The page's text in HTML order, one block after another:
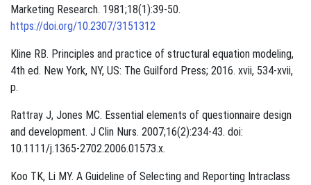
Marketing Research. 1981;18(1):39-50.
https://doi.org/10.2307/3151312
Kline RB. Principles and practice of structural equation modeling,
4th ed. New York, NY, US: The Guilford Press; 2016. xvii, 534-xvii,
p.
Rattray J, Jones MC. Essential elements of questionnaire design
and development. J Clin Nurs. 2007;16(2):234-43. doi:
10.1111/j.1365-2702.2006.01573.x.
Koo TK, Li MY. A Guideline of Selecting and Reporting Intraclass